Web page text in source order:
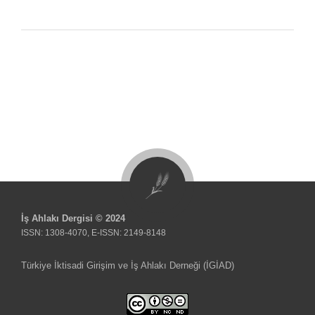
İş Ahlakı Dergisi © 2024
ISSN: 1308-4070, E-ISSN: 2149-8148
Türkiye İktisadi Girişim ve İş Ahlakı Derneği (İGİAD)